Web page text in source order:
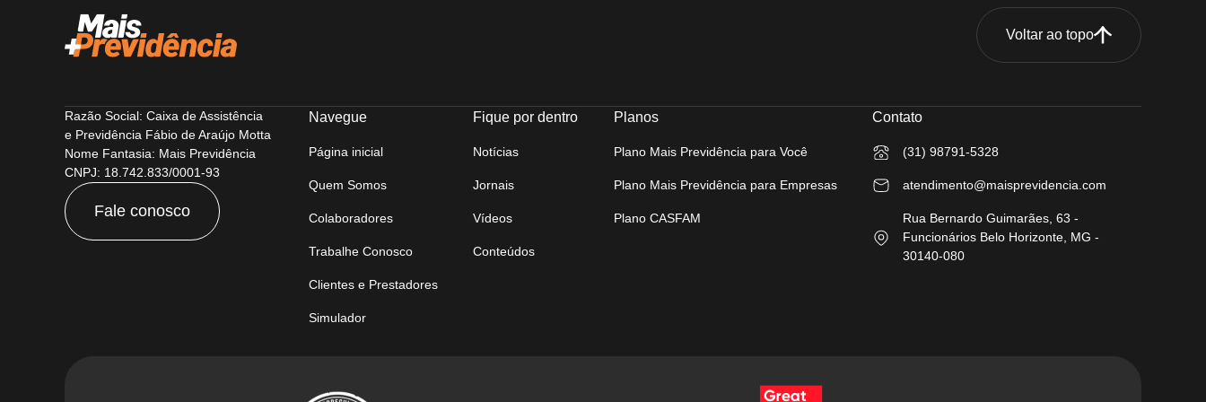
Voltar ao topo
Razão Social: Caixa de Assistência
e Previdência Fábio de Araújo Motta
Nome Fantasia: Mais Previdência
CNPJ: 18.742.833/0001-93
Fale conosco
Navegue
Página inicial
Quem Somos
Colaboradores
Trabalhe Conosco
Clientes e Prestadores
Simulador
Fique por dentro
Notícias
Jornais
Vídeos
Conteúdos
Planos
Plano Mais Previdência para Você
Plano Mais Previdência para Empresas
Plano CASFAM
Contato
(31) 98791-5328
atendimento@maisprevidencia.com
Rua Bernardo Guimarães, 63 -
Funcionários Belo Horizonte, MG -
30140-080